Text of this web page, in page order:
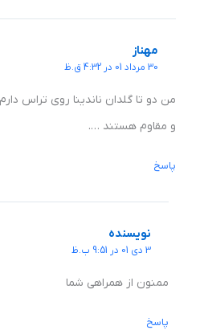
مهناز
30 مرداد 01 در 4:32 ق.ظ
من دو تا گلدان ناندینا روی تراس
و مقاوم هستند ….
پاسخ
نویسنده
3 دی 01 در 9:51 ب.ظ
ممنون از همراهی شما
پاسخ